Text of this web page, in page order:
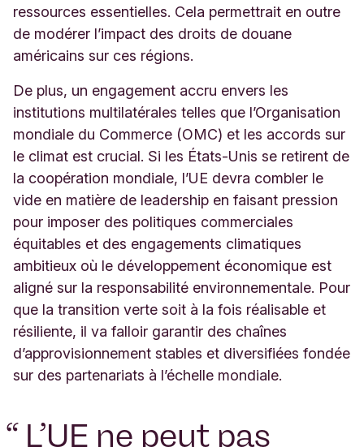
ressources essentielles. Cela permettrait en outre
de modérer l’impact des droits de douane
américains sur ces régions.
De plus, un engagement accru envers les
institutions multilatérales telles que l’Organisation
mondiale du Commerce (OMC) et les accords sur
le climat est crucial. Si les États-Unis se retirent de
la coopération mondiale, l’UE devra combler le
vide en matière de leadership en faisant pression
pour imposer des politiques commerciales
équitables et des engagements climatiques
ambitieux où le développement économique est
aligné sur la responsabilité environnementale. Pour
que la transition verte soit à la fois réalisable et
résiliente, il va falloir garantir des chaînes
d’approvisionnement stables et diversifiées fondée
sur des partenariats à l’échelle mondiale.
“ L’UE ne peut pas